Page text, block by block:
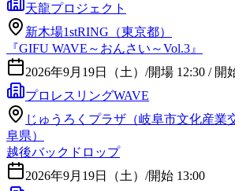
天龍プロジェクト
新木場1stRING（東京都）
『GIFU WAVE～おんさい～Vol.3』
2026年9月19日（土） /開場 12:30 / 開
プロレスリングWAVE
じゅうろくプラザ（岐阜市文化産業
阜県）
越後バックドロップ
2026年9月19日（土） /開始 13:00